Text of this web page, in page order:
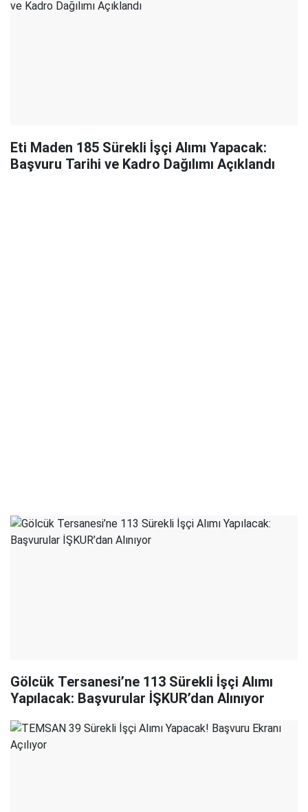
Eti Maden 185 Sürekli İşçi Alımı Yapacak:
Başvuru Tarihi ve Kadro Dağılımı Açıklandı
Gölcük Tersanesi’ne 113 Sürekli İşçi Alımı
Yapılacak: Başvurular İŞKUR’dan Alınıyor